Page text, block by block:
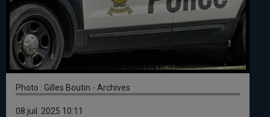
Photo : Gilles Boutin - Archives
08 juil. 2025 10:11